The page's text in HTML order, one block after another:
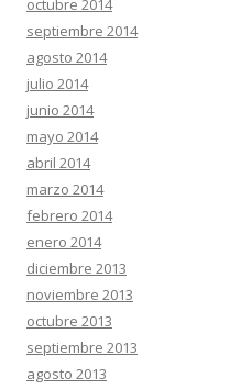
octubre 2014
septiembre 2014
agosto 2014
julio 2014
junio 2014
mayo 2014
abril 2014
marzo 2014
febrero 2014
enero 2014
diciembre 2013
noviembre 2013
octubre 2013
septiembre 2013
agosto 2013